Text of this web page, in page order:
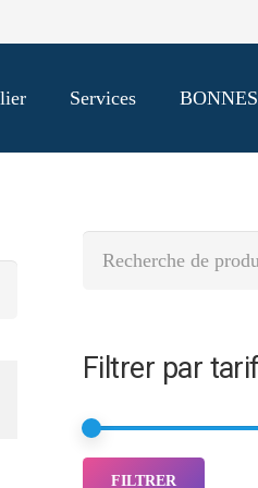
Services
Filtrer par
FILTRER